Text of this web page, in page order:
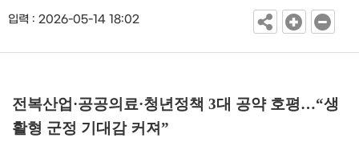
입력 : 2026-05-14 18:02
전복산업 ·공공의료·청년정책 3대 공약 호평…“생
활형 군정 기대감 커져”